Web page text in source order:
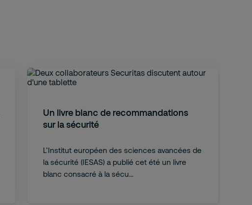
Un livre blanc de recommandations
sur la sécurité
L’Institut européen des sciences avancées de
la sécurité (IESAS) a publié cet été un livre
blanc consacré à la sécu...